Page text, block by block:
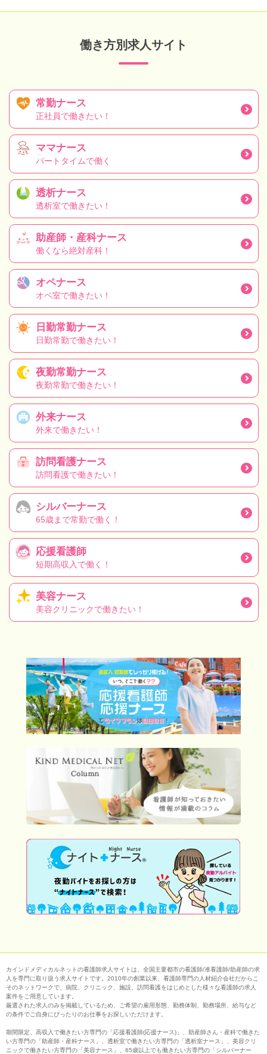
働き方別求人サイト
常勤ナース
正社員で働きたい！
ママナース
パートタイムで働く
透析ナース
透析室で働きたい！
助産師・産科ナース
働くなら絶対産科！
オペナース
オペ室で働きたい！
日勤常勤ナース
日勤常勤で働きたい！
夜勤常勤ナース
夜勤常勤で働きたい！
外来ナース
外来で働きたい！
訪問看護ナース
訪問看護で働きたい！
シルバーナース
65歳まで常勤で働く！
応援看護師
短期高収入で働く！
美容ナース
美容クリニックで働きたい！
カインドメディカルネットの看護師求人サイトは、全国主要都市の看護師/准看護師/助産師の求
人を専門に取り扱う求人サイトです。2010年の創業以来、看護師専門の人材紹介会社だからこ
そのネットワークで、病院、クリニック、施設、訪問看護をはじめとした様々な看護師の求人
案件をご用意しています。
厳選された求人のみを掲載しているため、ご希望の雇用形態、勤務体制、勤務場所、給与など
の条件でご自身にぴったりのお仕事をお探しいただけます。
期間限定、高収入で働きたい方専門の「応援看護師(応援ナース)」、助産師さん・産科で働きた
い方専門の「助産師・産科ナース」、透析室で働きたい方専門の「透析室ナース」、美容クリ
ニックで働きたい方専門の「美容ナース」、65歳以上でも働きたい方専門の「シルバーナー